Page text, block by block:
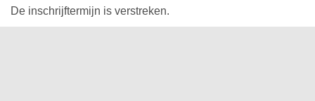
De inschrijftermijn is verstreken.